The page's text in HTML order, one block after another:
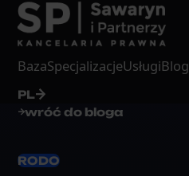
BazaSpecjalizacjeUsługiBlog
PL
wróć do bloga
RODO